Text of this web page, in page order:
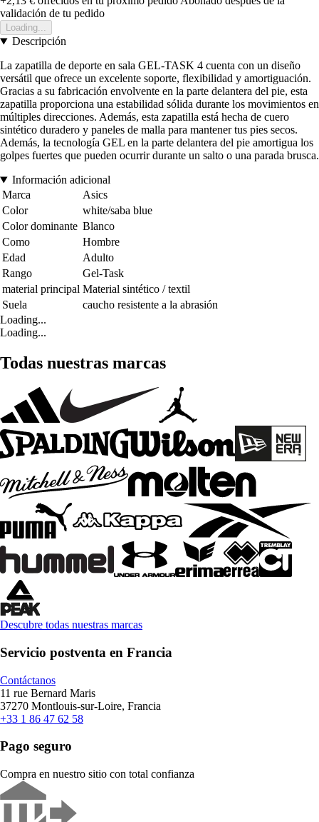
validación de tu pedido
Loading...
Descripción
La zapatilla de deporte en sala GEL-TASK 4 cuenta con un diseño
versátil que ofrece un excelente soporte, flexibilidad y amortiguación.
Gracias a su fabricación envolvente en la parte delantera del pie, esta
zapatilla proporciona una estabilidad sólida durante los movimientos en
múltiples direcciones. Además, esta zapatilla está hecha de cuero
sintético duradero y paneles de malla para mantener tus pies secos.
Además, la tecnología GEL en la parte delantera del pie amortigua los
golpes fuertes que pueden ocurrir durante un salto o una parada brusca.
Información adicional
Marca
Asics
Color
white/saba blue
Color dominante Blanco
Como
Hombre
Edad
Adulto
Rango
Gel-Task
material principal Material sintético / textil
Suela
caucho resistente a la abrasión
Loading...
Loading...
Todas nuestras marcas
Descubre todas nuestras marcas
Servicio postventa en Francia
Contáctanos
11 rue Bernard Maris
37270 Montlouis-sur-Loire, Francia
+33 1 86 47 62 58
Pago seguro
Compra en nuestro sitio con total confianza